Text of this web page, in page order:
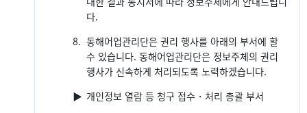
다.
8. 동해어업관리단은 권리 행사를 아래의 부서에 할
수 있습니다. 동해어업관리단은 정보주체의 권리
행사가 신속하게 처리되도록 노력하겠습니다.
▶ 개인정보 열람 등 청구 접수・처리 총괄 부서